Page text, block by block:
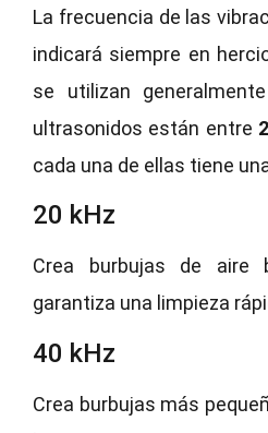
La frecuencia de las
indicará siempre en
se utilizan
ultrasonidos están entre
cada una de ellas tiene
20 kHz
Crea burbujas de aire
garantiza una limpieza
40 kHz
Crea burbujas más